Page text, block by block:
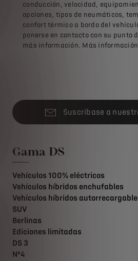
conducción, velocidad,
opciones, tipos de neumáticos,
confort térmico a bordo del
ponerse en contacto con su punto
más información. Más información
Suscríbase a
Gama DS
Vehículos 100% eléctricos
Vehículos híbridos enchufables
Vehículos híbridos
SUV
Berlinas
Ediciones limitadas
DS 3
Nº4